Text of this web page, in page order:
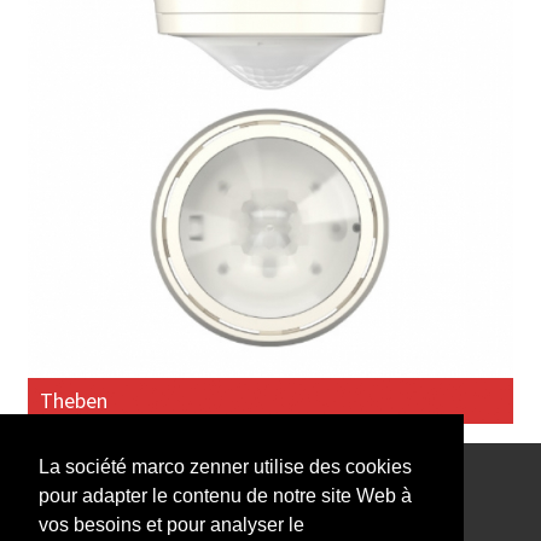
La société marco zenner utilise des cookies
pour adapter le contenu de notre site Web à
vos besoins et pour analyser le
Theben
Notre Newsletter vous intéresse?